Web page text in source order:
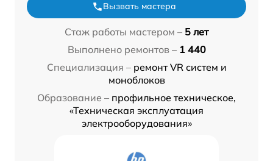
Вызвать мастера
Стаж работы мастером – 5 лет
Выполнено ремонтов – 1 440
Специализация – ремонт VR систем и
моноблоков
Образование – профильное техническое,
«Техническая эксплуатация
электрооборудования»